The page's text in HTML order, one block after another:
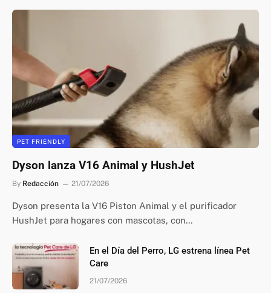
PET FRIENDLY
Dyson lanza V16 Animal y HushJet
By Redacción 21/07/2026
Dyson presenta la V16 Piston Animal y el purificador
HushJet para hogares con mascotas, con…
En el Día del Perro, LG estrena línea Pet
Care
21/07/2026